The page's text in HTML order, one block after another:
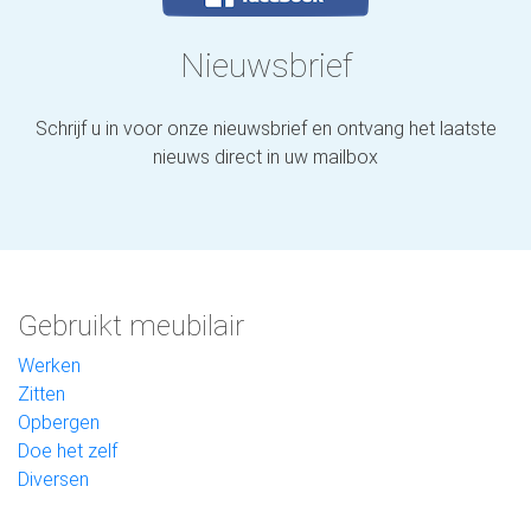
Nieuwsbrief
Schrijf u in voor onze nieuwsbrief en ontvang het laatste
nieuws direct in uw mailbox
Gebruikt meubilair
Werken
Zitten
Opbergen
Doe het zelf
Diversen